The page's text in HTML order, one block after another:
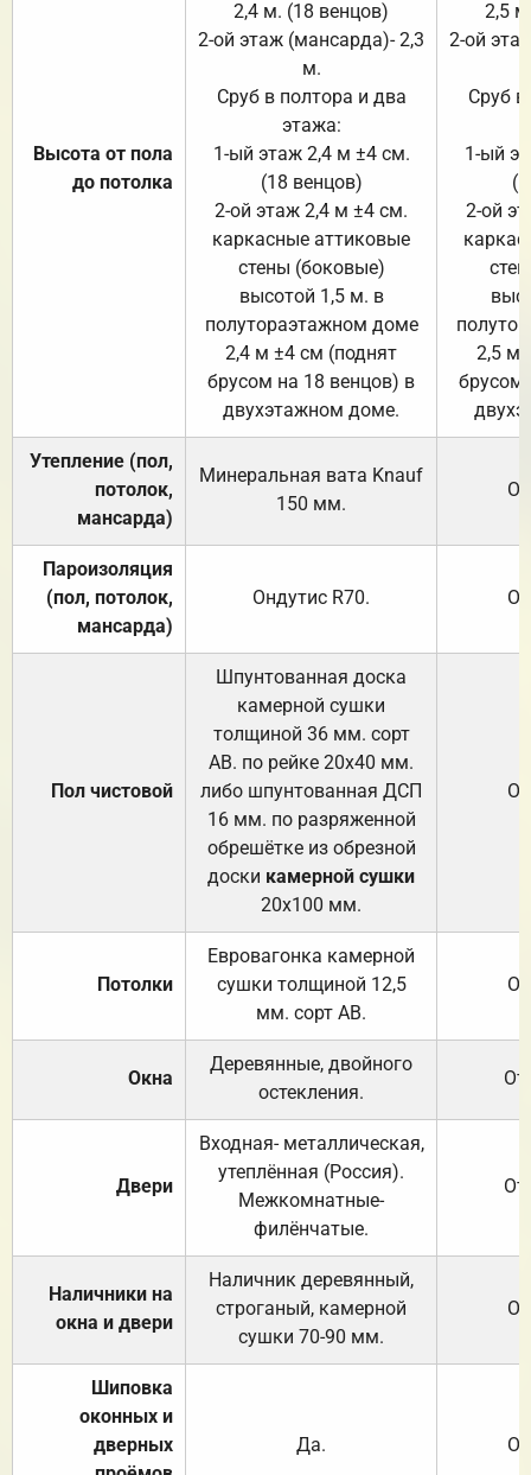
Высота от пола
до потолка
2,4 м. (18 венцов)
2-ой этаж (мансарда)- 2,3
м.
Сруб в полтора и два
этажа:
1-ый этаж 2,4 м ±4 см.
(18 венцов)
2-ой этаж 2,4 м ±4 см.
каркасные аттиковые
стены (боковые)
высотой 1,5 м. в
полутораэтажном доме
2,4 м ±4 см (поднят
брусом на 18 венцов) в
двухэтажном доме.
2,5
2-ой
Сруб
1-ый
2-ой
2,5 м
брусом
Утепление (пол,
потолок,
мансарда)
Минеральная вата Knauf
150 мм.
Пароизоляция
(пол, потолок,
мансарда)
Ондутис R70.
Пол чистовой
Шпунтованная доска
камерной сушки
толщиной 36 мм. сорт
АВ. по рейке 20х40 мм.
либо шпунтованная ДСП
16 мм. по разряженной
обрешётке из обрезной
доски камерной сушки
20х100 мм.
Потолки
Евровагонка камерной
сушки толщиной 12,5
мм. сорт АВ.
Окна
Деревянные, двойного
остекления.
Двери
Входная- металлическая,
утеплённая (Россия).
Межкомнатные-
филёнчатые.
Наличники на
окна и двери
Наличник деревянный,
строганый, камерной
сушки 70-90 мм.
Шиповка
оконных и
дверных
Да.